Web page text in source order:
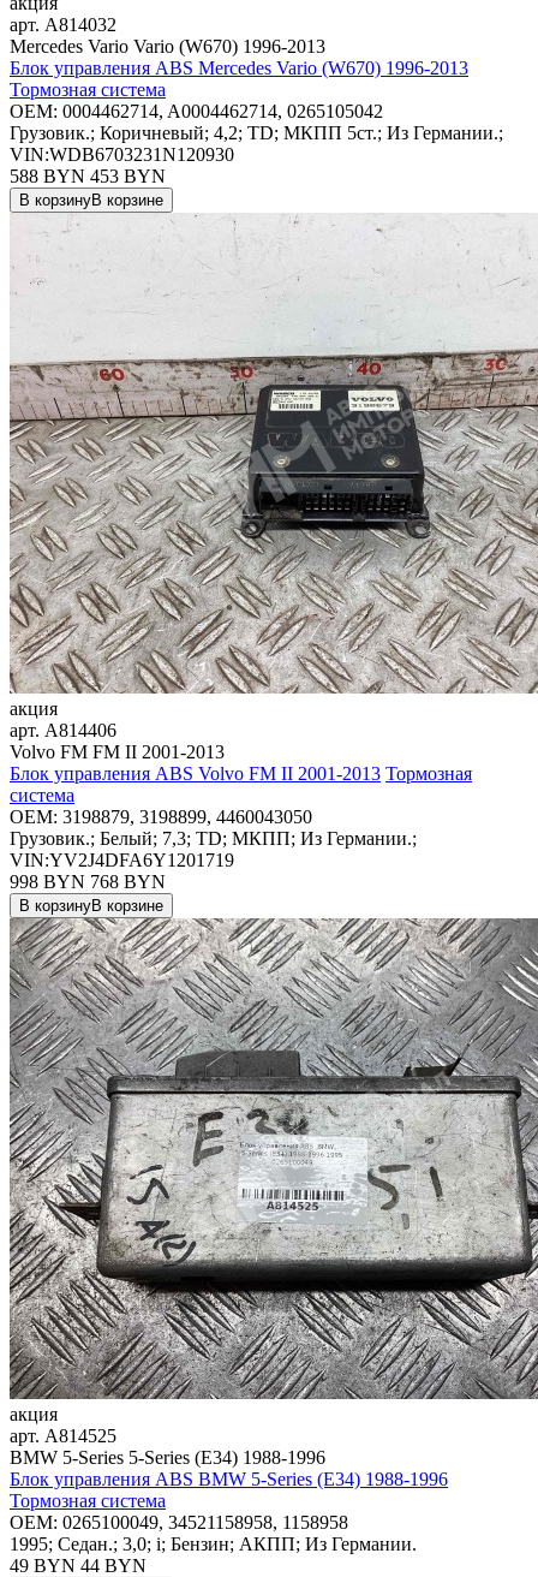
арт. A814032
Mercedes Vario Vario (W670) 1996-2013
Блок управления ABS Mercedes Vario (W670) 1996-2013
Тормозная система
OEM: 0004462714, A0004462714, 0265105042
Грузовик.; Коричневый; 4,2; TD; МКПП 5ст.; Из Германии.;
VIN:WDB6703231N120930
588 BYN 453 BYN
В корзинуВ корзине
акция
арт. A814406
Volvo FM FM II 2001-2013
Блок управления ABS Volvo FM II 2001-2013 Тормозная
система
OEM: 3198879, 3198899, 4460043050
Грузовик.; Белый; 7,3; TD; МКПП; Из Германии.;
VIN:YV2J4DFA6Y1201719
998 BYN 768 BYN
В корзинуВ корзине
акция
арт. A814525
BMW 5-Series 5-Series (E34) 1988-1996
Блок управления ABS BMW 5-Series (E34) 1988-1996
Тормозная система
OEM: 0265100049, 34521158958, 1158958
1995; Седан.; 3,0; i; Бензин; АКПП; Из Германии.
49 BYN 44 BYN